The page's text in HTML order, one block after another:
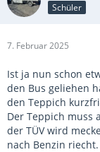
Schüler
7. Februar 2025
Ist ja nun schon
den Bus geliehen
den Teppich
Der Teppich muss
der TÜV wird
nach Benzin riecht.